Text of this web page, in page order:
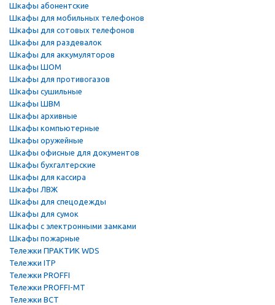
Шкафы абонентские
Шкафы для мобильных телефонов
Шкафы для сотовых телефонов
Шкафы для раздевалок
Шкафы для аккумуляторов
Шкафы ШОМ
Шкафы для противогазов
Шкафы сушильные
Шкафы ШВМ
Шкафы архивные
Шкафы компьютерные
Шкафы оружейные
Шкафы офисные для документов
Шкафы бухгалтерские
Шкафы для кассира
Шкафы ЛВЖ
Шкафы для спецодежды
Шкафы для сумок
Шкафы с электронными замками
Шкафы пожарные
Тележки ПРАКТИК WDS
Тележки ITP
Тележки PROFFI
Тележки PROFFI-MT
Тележки ВСТ